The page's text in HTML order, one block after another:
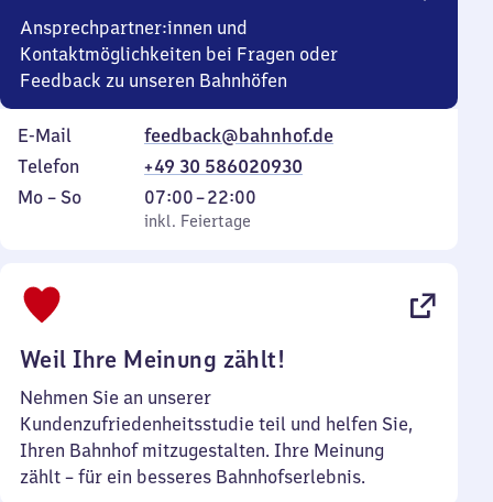
Ansprechpartner:innen und
Kontaktmöglichkeiten bei Fragen oder
Feedback zu unseren Bahnhöfen
E-Mail
feedback@bahnhof.de
Telefon
+49 30 586020930
Montag
Mo – So,
inkl. Feiertage
07:00–22:00
Von
7
inkl. Feiertage
Weil Ihre Meinung zählt!
Nehmen Sie an unserer
Kundenzufriedenheitsstudie teil und helfen Sie,
Ihren Bahnhof mitzugestalten. Ihre Meinung
zählt – für ein besseres Bahnhofserlebnis.